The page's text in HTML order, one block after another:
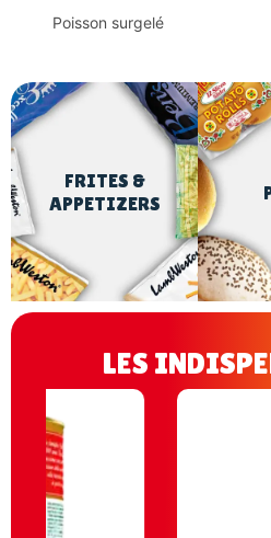
Poisson surgelé
FRITES &
APPETIZERS
LES